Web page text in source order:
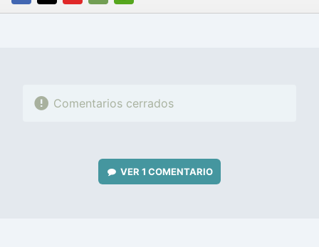
FACEBOOK
TWITTERFLIPBOARD
E-
WHATSAPP
Comentarios cerrados
VER 1 COMENTARIO